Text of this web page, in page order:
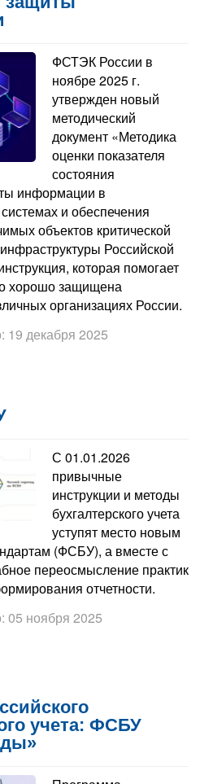
ФСТЭК России в
ноябре 2025 г.
утвержден новый
методический
документ «Методика
оценки показателя
состояния
информации в
и обеспечения
объектов критической
Российской
которая помогает
хорошо защищена
организациях России.
19 декабря 2025
С 01.01.2026
привычные
инструкции и методы
бухгалтерского учета
уступят место новым
(ФСБУ), а вместе с
переосмысление практик
отчетности.
05 ноября 2025
учета: ФСБУ